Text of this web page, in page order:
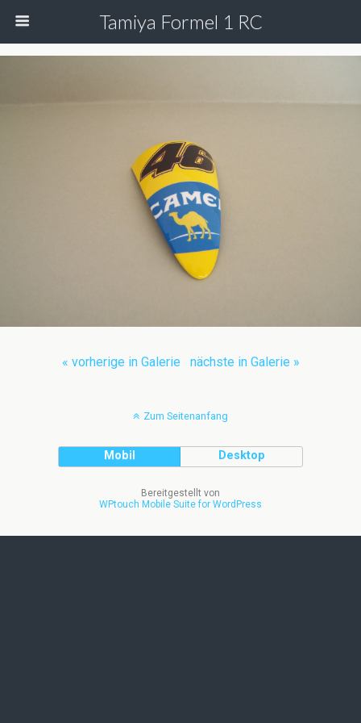
Tamiya Formel 1 RC
« vorherige in Galerie nächste in Galerie »
Zum Seitenanfang
Mobil Desktop
Bereitgestellt von
WPtouch Mobile Suite for WordPress